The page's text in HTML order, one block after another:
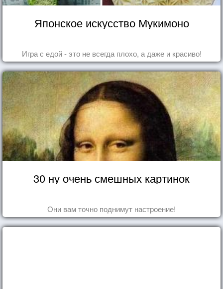
Японское искусство Мукимоно
Игра с едой - это не всегда плохо, а даже и красиво!
30 ну очень смешных картинок
Они вам точно поднимут настроение!